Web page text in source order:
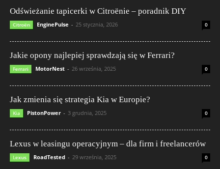
Odświeżanie tapicerki w Citroënie – poradnik DIY
Citroën EnginePulse - 25 stycznia, 2026 0
Jakie opony najlepiej sprawdzają się w Ferrari?
Ferrari MotorNest - 26 września, 2025 0
Jak zmienia się strategia Kia w Europie?
Kia PistonPower - 3 grudnia, 2025 0
Lexus w leasingu operacyjnym – dla firm i freelancerów
Lexus RoadTested - 29 września, 2025 0